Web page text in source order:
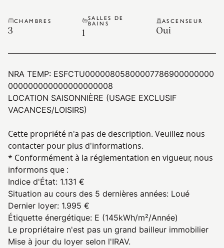
CHAMBRES
3
SALLES DE
BAINS
1
ASCENSEUR
Oui
NRA TEMP: ESFCTU00000805800007786900000000
000000000000000000008
LOCATION SAISONNIÈRE (USAGE EXCLUSIF
VACANCES/LOISIRS)
Cette propriété n'a pas de description. Veuillez nous
contacter pour plus d'informations.
* Conformément à la réglementation en vigueur, nous
informons que :
Indice d'État: 1.131 €
Situation au cours des 5 dernières années: Loué
Dernier loyer: 1.995 €
Étiquette énergétique: E (145kWh/m²/Année)
Le propriétaire n'est pas un grand bailleur immobilier
Mise à jour du loyer selon l'IRAV.